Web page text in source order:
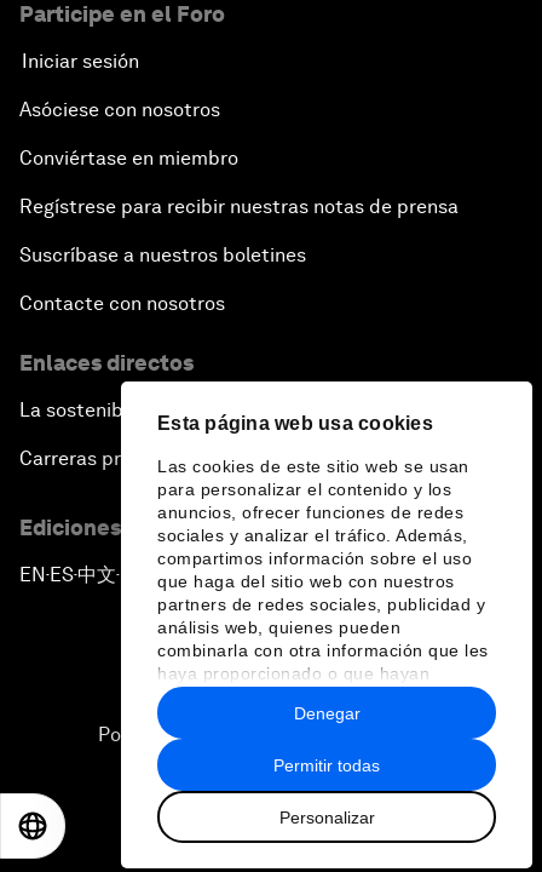
Esta página web usa cookies
Las cookies de este sitio web se usan
para personalizar el contenido y los
anuncios, ofrecer funciones de redes
sociales y analizar el tráfico. Además,
compartimos información sobre el uso
que haga del sitio web con nuestros
partners de redes sociales, publicidad y
análisis web, quienes pueden
combinarla con otra información que les
haya proporcionado o que hayan
recopilado a partir del uso que haya
hecho de sus servicios.
Permitir todas
Personalizar
Denegar
Participe en el Foro
Iniciar sesión
Asóciese con nosotros
Conviértase en miembro
Regístrese para recibir nuestras notas de prensa
Suscríbase a nuestros boletines
Contacte con nosotros
Enlaces directos
La sostenibilidad en el Foro
Carreras profesionales
Ediciones en otros idiomas
EN ▪ ES▪中文▪ 日本語
Política de privacidad y normas de uso
2026 Foro Económico Mundial